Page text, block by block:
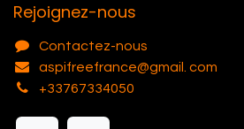
Rejoignez-nous
Contactez-nous
aspifreefrance@gmail. com
+33767334050